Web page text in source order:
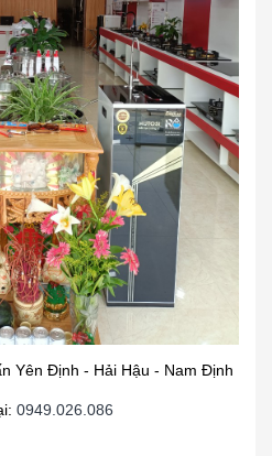
Yên Định - Hải Hậu - Nam Định
0949.026.086